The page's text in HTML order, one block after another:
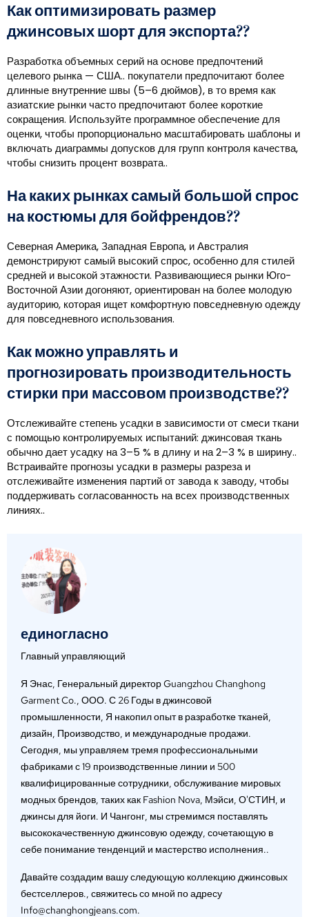
Как оптимизировать размер
джинсовых шорт для экспорта??
Разработка объемных серий на основе предпочтений
целевого рынка — США.. покупатели предпочитают более
длинные внутренние швы (5–6 дюймов), в то время как
азиатские рынки часто предпочитают более короткие
сокращения. Используйте программное обеспечение для
оценки, чтобы пропорционально масштабировать шаблоны и
включать диаграммы допусков для групп контроля качества,
чтобы снизить процент возврата..
На каких рынках самый большой спрос
на костюмы для бойфрендов??
Северная Америка, Западная Европа, и Австралия
демонстрируют самый высокий спрос, особенно для стилей
средней и высокой этажности. Развивающиеся рынки Юго-
Восточной Азии догоняют, ориентирован на более молодую
аудиторию, которая ищет комфортную повседневную одежду
для повседневного использования.
Как можно управлять и
прогнозировать производительность
стирки при массовом производстве??
Отслеживайте степень усадки в зависимости от смеси ткани
с помощью контролируемых испытаний: джинсовая ткань
обычно дает усадку на 3–5 % в длину и на 2–3 % в ширину..
Встраивайте прогнозы усадки в размеры разреза и
отслеживайте изменения партий от завода к заводу, чтобы
поддерживать согласованность на всех производственных
линиях..
единогласно
Главный управляющий
Я Энас, Генеральный директор Guangzhou Changhong
Garment Co., ООО. С 26 Годы в джинсовой
промышленности, Я накопил опыт в разработке тканей,
дизайн, Производство, и международные продажи.
Сегодня, мы управляем тремя профессиональными
фабриками с 19 производственные линии и 500
квалифицированные сотрудники, обслуживание мировых
модных брендов, таких как Fashion Nova, Мэйси, О'СТИН, и
джинсы для йоги. И Чангонг, мы стремимся поставлять
высококачественную джинсовую одежду, сочетающую в
себе понимание тенденций и мастерство исполнения..
Давайте создадим вашу следующую коллекцию джинсовых
бестселлеров., свяжитесь со мной по адресу
Info@changhongjeans.com.